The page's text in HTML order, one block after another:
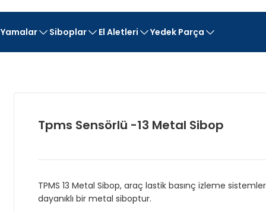
Yamalar Siboplar El Aletleri Yedek Parça
Tpms Sensörlü -13 Metal Sibop
TPMS 13 Metal Sibop, araç lastik basınç izleme
dayanıklı bir metal siboptur.